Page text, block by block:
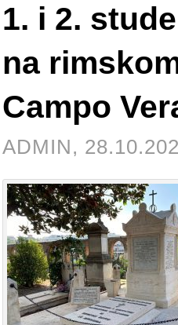
1. i 2.
na
Campo
ADMIN,